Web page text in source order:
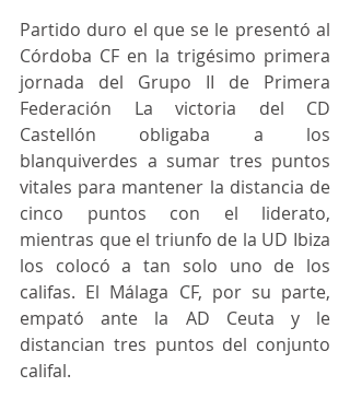
Partido duro el que se le presentó al
Córdoba CF en la trigésimo primera
jornada del Grupo II de Primera
Federación La victoria del CD
Castellón obligaba a los
blanquiverdes a sumar tres puntos
vitales para mantener la distancia de
cinco puntos con el liderato,
mientras que el triunfo de la UD Ibiza
los colocó a tan solo uno de los
califas. El Málaga CF, por su parte,
empató ante la AD Ceuta y le
distancian tres puntos del conjunto
califal.